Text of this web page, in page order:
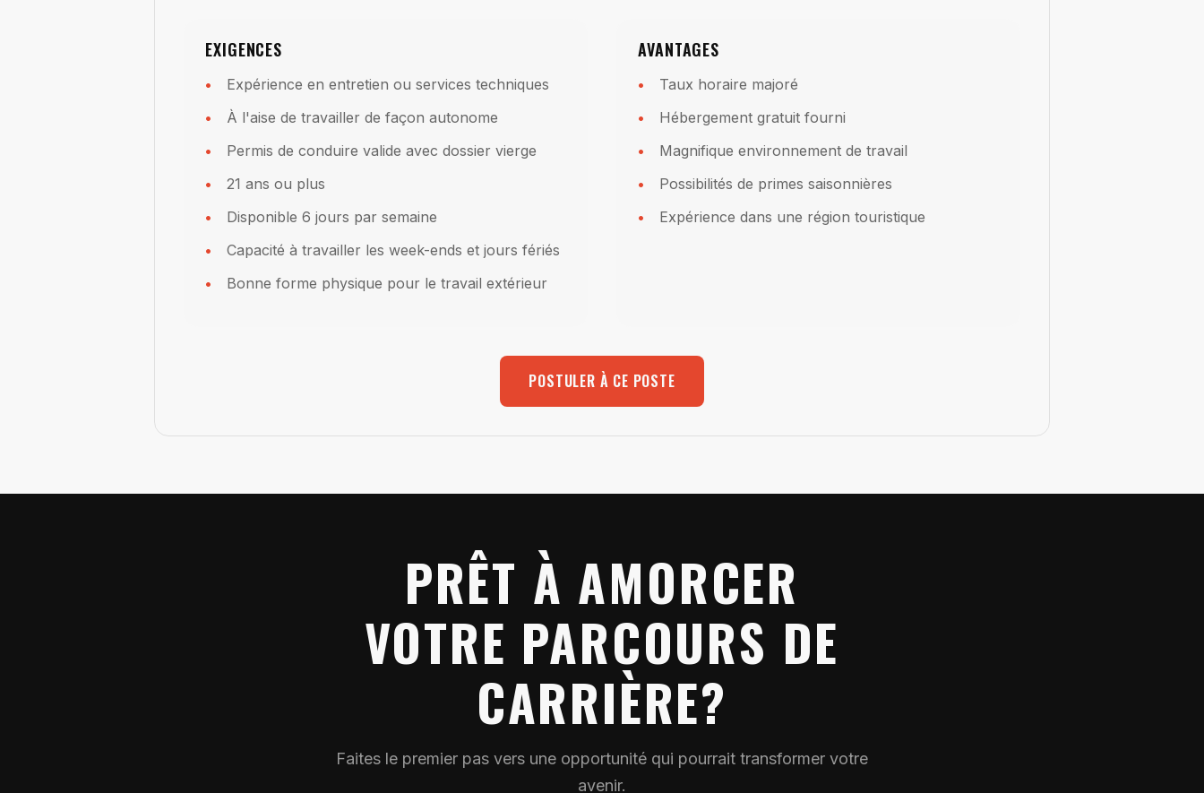
EXIGENCES
Expérience en entretien ou services techniques
À l'aise de travailler de façon autonome
Permis de conduire valide avec dossier vierge
21 ans ou plus
Disponible 6 jours par semaine
Capacité à travailler les week-ends et jours fériés
Bonne forme physique pour le travail extérieur
AVANTAGES
Taux horaire majoré
Hébergement gratuit fourni
Magnifique environnement de travail
Possibilités de primes saisonnières
Expérience dans une région touristique
POSTULER À CE POSTE
PRÊT À AMORCER
VOTRE PARCOURS DE
CARRIÈRE?
Faites le premier pas vers une opportunité qui pourrait transformer votre
avenir.